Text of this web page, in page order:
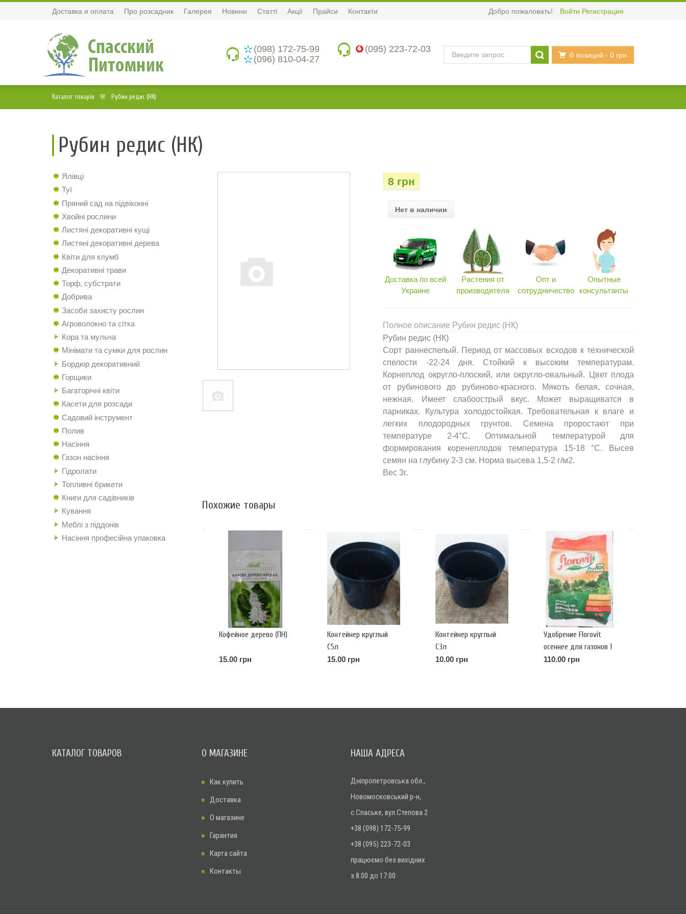
Доставка и оплата Про розсадник Галерея Новини Статті Акції Прайси Контакти Добро пожаловать! Войти Регистрация
0 позиций - 0 грн
(095) 223-72-03
(098) 172-75-99
(096) 810-04-27
Каталог товарів Рубин редис (НК)
Рубин редис (НК)
Ялівці
Туї
Пряний сад на підвіконні
Хвойні рослини
Листяні декоративні кущі
Листяні декоративні дерева
Квіти для клумб
Декоративні трави
Торф, субстрати
Добрива
Засоби захисту рослин
Агроволокно та сітка
Кора та мульча
Мінімати та сумки для рослин
Бордюр декоративний
Горщики
Багаторічні квіти
Касети для розсади
Садовий інструмент
Полив
Насіння
Газон насіння
Гідролати
Топливні брикети
Книги для садівників
Кування
Меблі з піддонів
Насіння професійна упаковка
8 грн
Нет в наличии
Доставка по всей
Украине
Растения от
производителя
Опт и
сотрудничество
Опытные
консультанты
Полное описание Рубин редис (НК)
Рубин редис (НК)
Сорт раннеспелый. Период от массовых всходов к технической
спелости -22-24 дня. Стойкий к высоким температурам.
Корнеплод округло-плоский, или округло-овальный. Цвет плода
от рубинового до рубиново-красного. Мякоть белая, сочная,
нежная. Имеет слабоострый вкус. Может выращиватся в
парниках. Культура холодостойкая. Требовательная к влаге и
легких плодородных грунтов. Семена проростают при
температуре 2-4°C. Оптимальной температурой для
формирования коренеплодов температура 15-18 °C. Высев
семян на глубину 2-3 см. Норма высева 1,5-2 г/м2.
Вес 3г.
Похожие товары
Кофейное дерево (ПН)
15.00 грн
Контейнер круглый
С5л
15.00 грн
Контейнер круглый
С3л
10.00 грн
Удобрение Florovit
осеннее для газонов 1
кг
110.00 грн
КАТАЛОГ ТОВАРОВ О МАГАЗИНЕ
Как купить
Доставка
О магазине
Гарантия
Карта сайта
Контакты
НАША АДРЕСА
Дніпропетровська обл.,
Новомосковський р-н,
с.Спаське, вул.Степова 2
+38 (098) 172-75-99
+38 (095) 223-72-03
працюємо без вихідних
з 8.00 до 17.00